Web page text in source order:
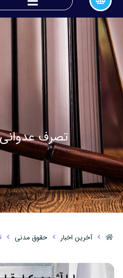
تصرف
آخرین اخبار حقوق مدنی